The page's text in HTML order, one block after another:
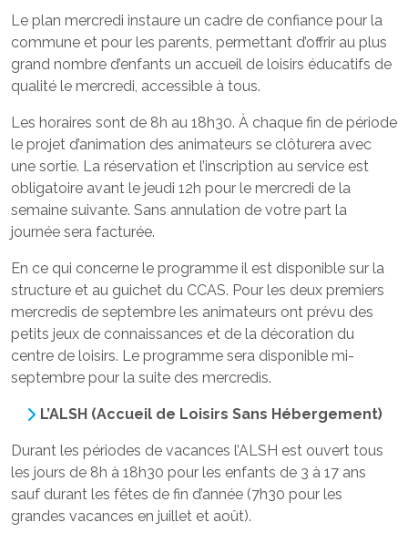
Le plan mercredi instaure un cadre de confiance pour la
commune et pour les parents, permettant d’offrir au plus
grand nombre d’enfants un accueil de loisirs éducatifs de
qualité le mercredi, accessible à tous.
Les horaires sont de 8h au 18h30. À chaque fin de période
le projet d’animation des animateurs se clôturera avec
une sortie. La réservation et l’inscription au service est
obligatoire avant le jeudi 12h pour le mercredi de la
semaine suivante. Sans annulation de votre part la
journée sera facturée.
En ce qui concerne le programme il est disponible sur la
structure et au guichet du CCAS. Pour les deux premiers
mercredis de septembre les animateurs ont prévu des
petits jeux de connaissances et de la décoration du
centre de loisirs. Le programme sera disponible mi-
septembre pour la suite des mercredis.
L’ALSH (Accueil de Loisirs Sans Hébergement)
Durant les périodes de vacances l’ALSH est ouvert tous
les jours de 8h à 18h30 pour les enfants de 3 à 17 ans
sauf durant les fêtes de fin d’année (7h30 pour les
grandes vacances en juillet et août).